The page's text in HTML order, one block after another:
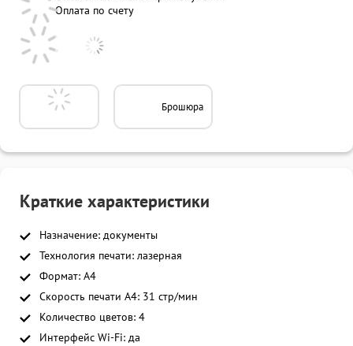
Оплата по счету
Брошюра
Краткие характеристики
Назначение: документы
Технология печати: лазерная
Формат: A4
Скорость печати A4: 31 стр/мин
Количество цветов: 4
Интерфейс Wi-Fi: да